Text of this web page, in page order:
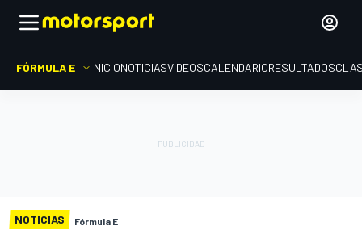
FÓRMULA E INICIONOTICIASVIDEOSCALENDARIORESULTADOS
NOTICIAS Fórmula E